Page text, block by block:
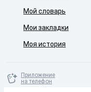
Мой словарь
Мои закладки
Моя история
Приложение
на телефон